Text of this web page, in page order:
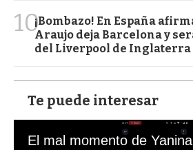
10¡Bombazo! En España
Araujo deja Barcelona y
del Liverpool de Inglaterra
Te puede interesar